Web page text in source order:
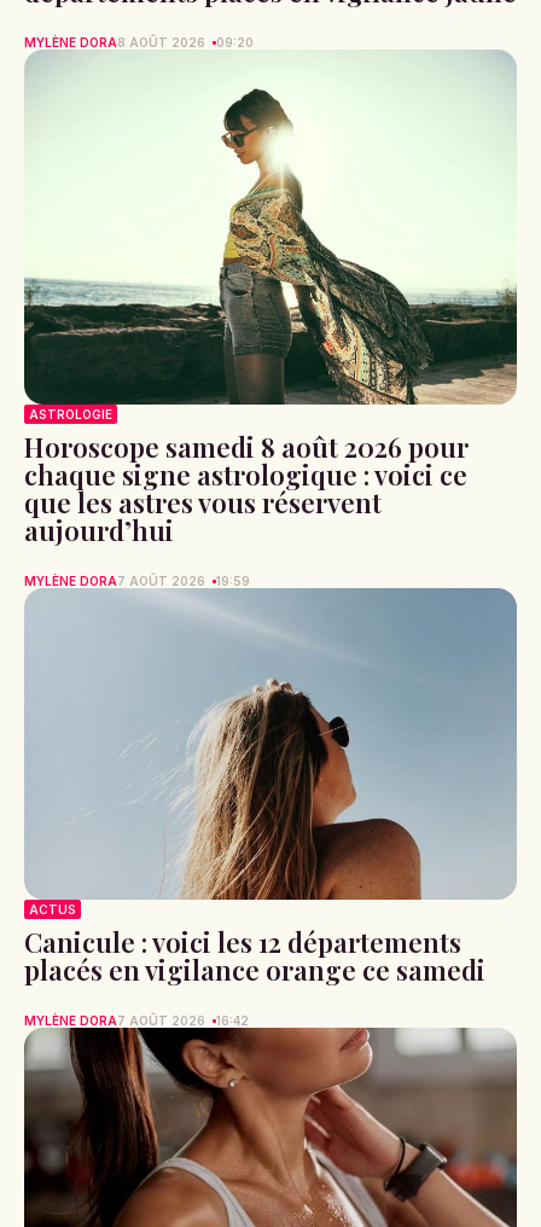
MYLÈNE DORA8 AOÛT 2026 09:20
ASTROLOGIE
Horoscope samedi 8 août 2026 pour
chaque signe astrologique : voici ce
que les astres vous réservent
aujourd’hui
MYLÈNE DORA7 AOÛT 2026 19:59
ACTUS
Canicule : voici les 12 départements
placés en vigilance orange ce samedi
MYLÈNE DORA7 AOÛT 2026 16:42